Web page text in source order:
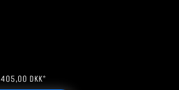
405,00 DKK*